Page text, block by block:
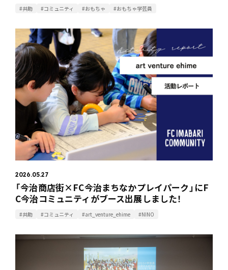
#共助 #コミュニティ #おもちゃ #おもちゃ学芸員
2026.05.27
「今治商店街×FC今治まちなかプレイパーク」にF
C今治コミュニティがブース出展しました！
#共助 #コミュニティ #art_venture_ehime #NINO